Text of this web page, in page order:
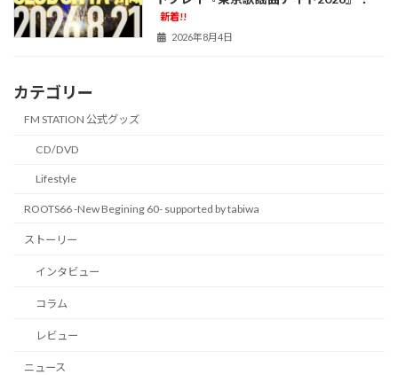
新着!!
2026年8月4日
カテゴリー
FM STATION 公式グッズ
CD/DVD
Lifestyle
ROOTS66 -New Begining 60- supported by tabiwa
ストーリー
インタビュー
コラム
レビュー
ニュース